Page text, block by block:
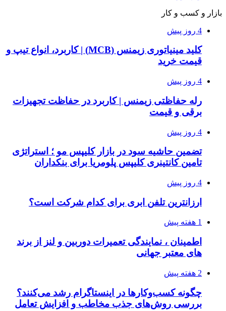
بازار و کسب و کار
4 روز پیش
کلید مینیاتوری زیمنس (MCB) | کاربرد، انواع تیپ و
قیمت خرید
4 روز پیش
رله حفاظتی زیمنس | کاربرد در حفاظت تجهیزات
برقی و قیمت
4 روز پیش
تضمین حاشیه سود در بازار کلیپس مو ؛ استراتژی
تامین کانتینری کلیپس پلومریا برای بنکداران
4 روز پیش
ارزانترین تلفن ابری برای کدام شرکت است؟
1 هفته پیش
اطمینان ، نمایندگی تعمیرات دوربین و لنز از برند
های معتبر جهانی
2 هفته پیش
چگونه کسب‌وکارها در اینستاگرام رشد می‌کنند؟
بررسی روش‌های جذب مخاطب و افزایش تعامل